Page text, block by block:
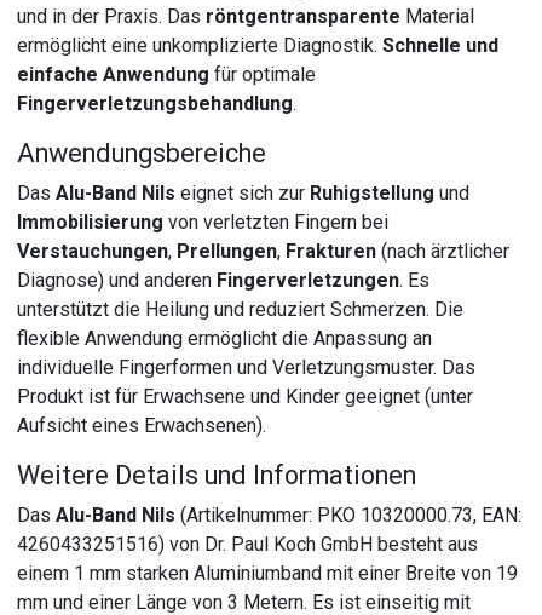
und in der Praxis. Das röntgentransparente Material
ermöglicht eine unkomplizierte Diagnostik.Schnelle und
einfache Anwendung für optimale
Fingerverletzungsbehandlung.
Anwendungsbereiche
DasAlu-Band Nils eignet sich zur Ruhigstellung und
Immobilisierung von verletzten Fingern bei
Verstauchungen, Prellungen, Frakturen (nach ärztlicher
Diagnose) und anderen Fingerverletzungen. Es
unterstützt die Heilung und reduziert Schmerzen. Die
flexible Anwendung ermöglicht die Anpassung an
individuelle Fingerformen und Verletzungsmuster. Das
Produkt ist für Erwachsene und Kinder geeignet (unter
Aufsicht eines Erwachsenen).
Weitere Details und Informationen
DasAlu-Band Nils (Artikelnummer: PKO 10320000.73, EAN:
4260433251516) von Dr. Paul Koch GmbH besteht aus
einem 1 mm starken Aluminiumband mit einer Breite von 19
mm und einer Länge von 3 Metern. Es ist einseitig mit